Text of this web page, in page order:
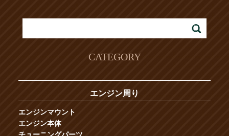
CATEGORY
エンジン周り
エンジンマウント
エンジン本体